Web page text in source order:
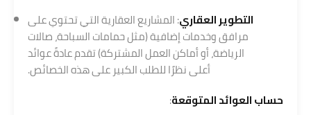
التطوير العقاري: المشاريع العقارية التي تحتوي على
مرافق وخدمات إضافية (مثل حمامات السباحة، صالات
الرياضة، أو أماكن العمل المشتركة) تقدم عادةً عوائد
أعلى نظرًا للطلب الكبير على هذه الخصائص.
حساب العوائد المتوقعة: